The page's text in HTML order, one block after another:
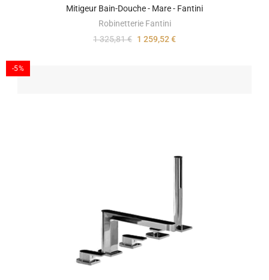
Mitigeur Bain-Douche - Mare - Fantini
Robinetterie Fantini
1 325,81 € 1 259,52 €
-5%